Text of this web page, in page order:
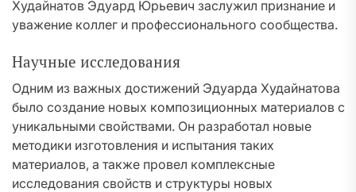
Худайнатов Эдуард Юрьевич заслужил признание и
уважение коллег и профессионального сообщества.
Научные исследования
Одним из важных достижений Эдуарда Худайнатова
было создание новых композиционных материалов с
уникальными свойствами. Он разработал новые
методики изготовления и испытания таких
материалов, а также провел комплексные
исследования свойств и структуры новых